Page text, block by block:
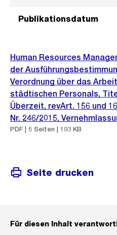
Publikationsdatum
Human Resources
der
Verordnung über das
städtischen Personals,
Überzeit, revArt. 156 und
Nr. 246/2015,
PDF | 5 Seiten | 193 KB
Seite drucken
Für diesen Inhalt